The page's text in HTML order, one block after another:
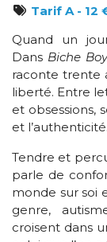
Tarif A - 12
Quand un
Dans Biche Boy
raconte trente
liberté. Entre
et obsessions,
et l’authenticité.
Tendre et
parle de
monde sur soi
genre,
croisent dans